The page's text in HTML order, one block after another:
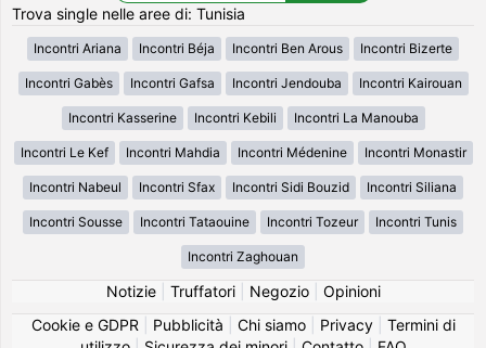
Trova single nelle aree di: Tunisia
Incontri Ariana Incontri Béja Incontri Ben Arous Incontri Bizerte
Incontri Gabès Incontri Gafsa Incontri Jendouba Incontri Kairouan
Incontri Kasserine Incontri Kebili Incontri La Manouba
Incontri Le Kef Incontri Mahdia Incontri Médenine Incontri Monastir
Incontri Nabeul Incontri Sfax Incontri Sidi Bouzid Incontri Siliana
Incontri Sousse Incontri Tataouine Incontri Tozeur Incontri Tunis
Incontri Zaghouan
Notizie| Truffatori| Negozio| Opinioni
Cookie e GDPR
Pubblicità Chi siamo| Privacy| Termini di